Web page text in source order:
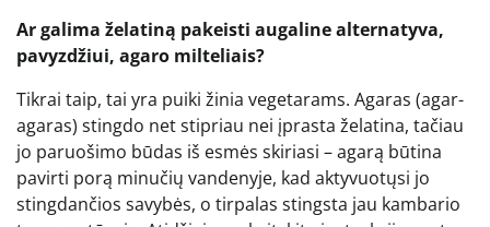
Ar galima želatiną pakeisti augaline alternatyva,
pavyzdžiui, agaro milteliais?
Tikrai taip, tai yra puiki žinia vegetarams. Agaras (agar-
agaras) stingdo net stipriau nei įprasta želatina, tačiau
jo paruošimo būdas iš esmės skiriasi – agarą būtina
pavirti porą minučių vandenyje, kad aktyvuotųsi jo
stingdančios savybės, o tirpalas stingsta jau kambario